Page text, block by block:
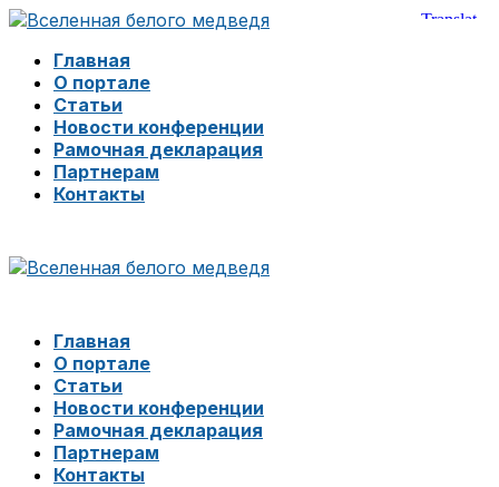
Главная
О портале
Статьи
Новости конференции
Рамочная декларация
Партнерам
Контакты
Главная
О портале
Статьи
Новости конференции
Рамочная декларация
Партнерам
Контакты